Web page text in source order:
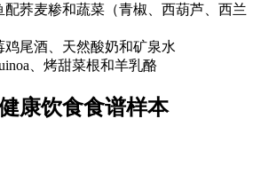
配荞麦糁和蔬菜（青椒、西葫芦、西兰
鸡尾酒、天然酸奶和矿泉水
、烤甜菜根和羊乳酪
康饮食食谱样本